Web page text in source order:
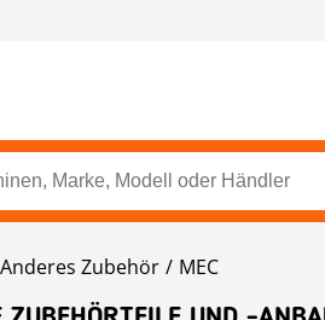
Anderes Zubehör
MEC